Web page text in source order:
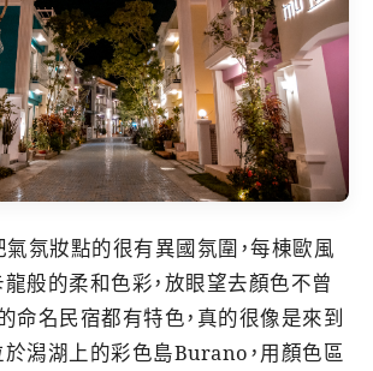
氣氛妝點的很有異國氛圍，每棟歐風
般的柔和色彩，放眼望去顏色不曾
命名民宿都有特色，真的很像是來到
潟湖上的彩色島Burano，用顏色區